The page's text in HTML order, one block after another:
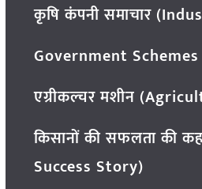
कृषि कंपनी समाचार
Government Schemes
एग्रीकल्चर मशीन
किसानों की सफलता की
Success Story)